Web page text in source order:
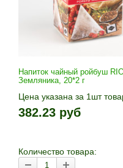
Напиток чайный ройбуш
Земляника, 20*2 г
Цена указана за 1шт
1шт прибавляется
и «-». Выберите нужное
382.23 руб
Количество товара: